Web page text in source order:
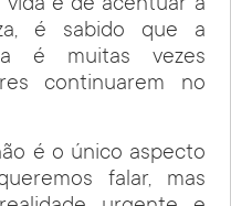
e de acentuar a
é sabido que a
é muitas vezes
continuarem no
é o único aspecto
falar, mas